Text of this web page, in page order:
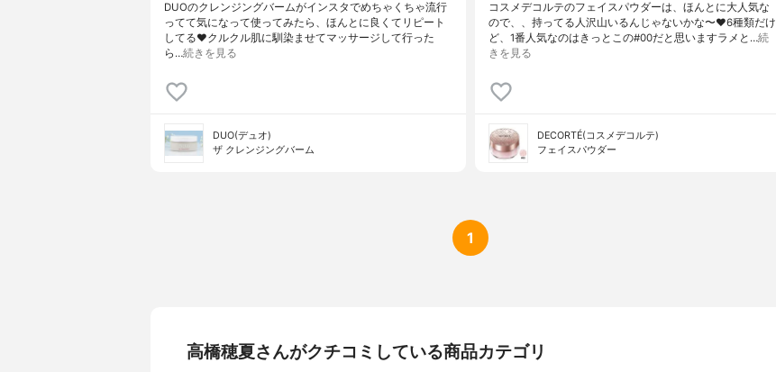
DUOのクレンジングバームがインスタでめちゃくちゃ流行
ってて気になって使ってみたら、ほんとに良くてリピート
してる❤︎クルクル肌に馴染ませてマッサージして行った
ら…続きを見る
DUO(デュオ)
ザ クレンジングバーム
コスメデコルテのフェイスパウダーは、ほんとに大人気な
ので、、持ってる人沢山いるんじゃないかな〜❤︎6種類だけ
ど、1番人気なのはきっとこの#00だと思いますラメと…続
きを見る
DECORTÉ(コスメデコルテ)
フェイスパウダー
1
高橋穂夏さんがクチコミしている商品カテゴリ